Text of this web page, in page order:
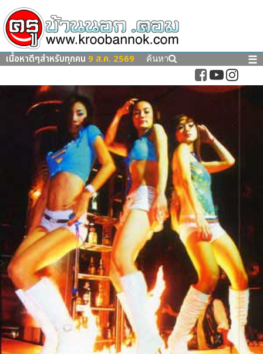
เนื้อหาดีๆสำหรับทุกคน 9 ส.ค. 2569 ค้นหา ☰